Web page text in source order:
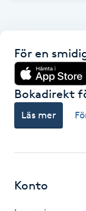
Hypnos
Hårborttagning
För en
Bokadirekt
Läs mer
Konto